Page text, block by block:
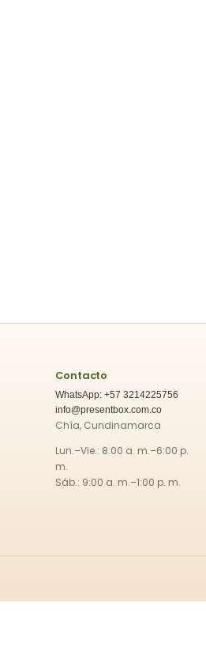
Contacto
WhatsApp: +57 3214225756
info@presentbox.com.co
Chía, Cundinamarca
Lun.–Vie.: 8:00 a. m.–6:00 p.
m.
Sáb.: 9:00 a. m.–1:00 p. m.